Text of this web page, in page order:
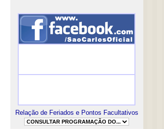
Relação de Feriados e Pontos Facultativos